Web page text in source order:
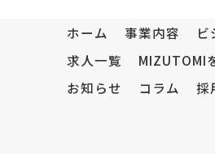
ホーム 事業内容 ビ
求人一覧
MIZUTOMI
お知らせ
コラム 採